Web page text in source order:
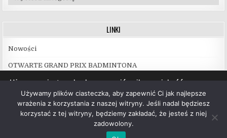
LINKI
Nowości
OTWARTE GRAND PRIX BADMINTONA
Copyright © 2026 UKS Hubal Białystok
Używamy ciasteczek, aby zapewnić najlepszą jakość
korzystania z naszej witryny.
Więcej informacji na temat plików ciasteczka, których
używamy, oraz możliwości ich wyłączenia znajdziesz w
ustawieniach.
Używamy plików ciasteczka, aby zapewnić Ci jak najlepsze
wrażenia z korzystania z naszej witryny. Jeśli nadal będziesz
korzystać z tej witryny, będziemy zakładać, że jesteś z niej
zadowolony.